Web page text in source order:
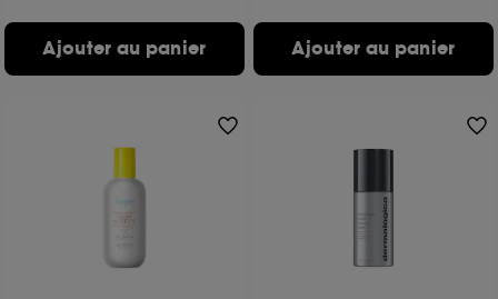
Ajouter au panier Ajouter au panier